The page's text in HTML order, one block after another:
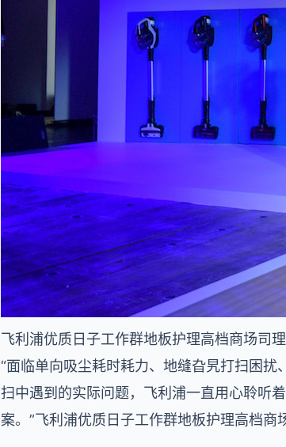
飞利浦优质日子工作群地板护理高档商场司
“面临单向吸尘耗时耗力、地缝旮旯打扫困
扫中遇到的实际问题，飞利浦一直用心聆听
案。”飞利浦优质日子工作群地板护理高档商